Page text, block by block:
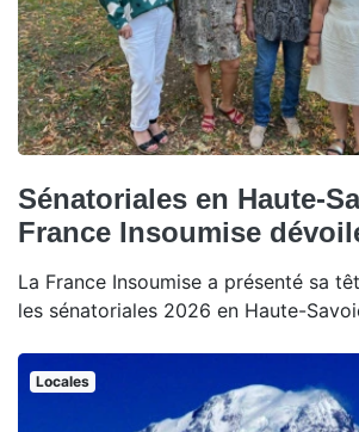
Sénatoriales en Haute-
France Insoumise
La France Insoumise a présenté sa
les sénatoriales 2026 en Haute-
Locales